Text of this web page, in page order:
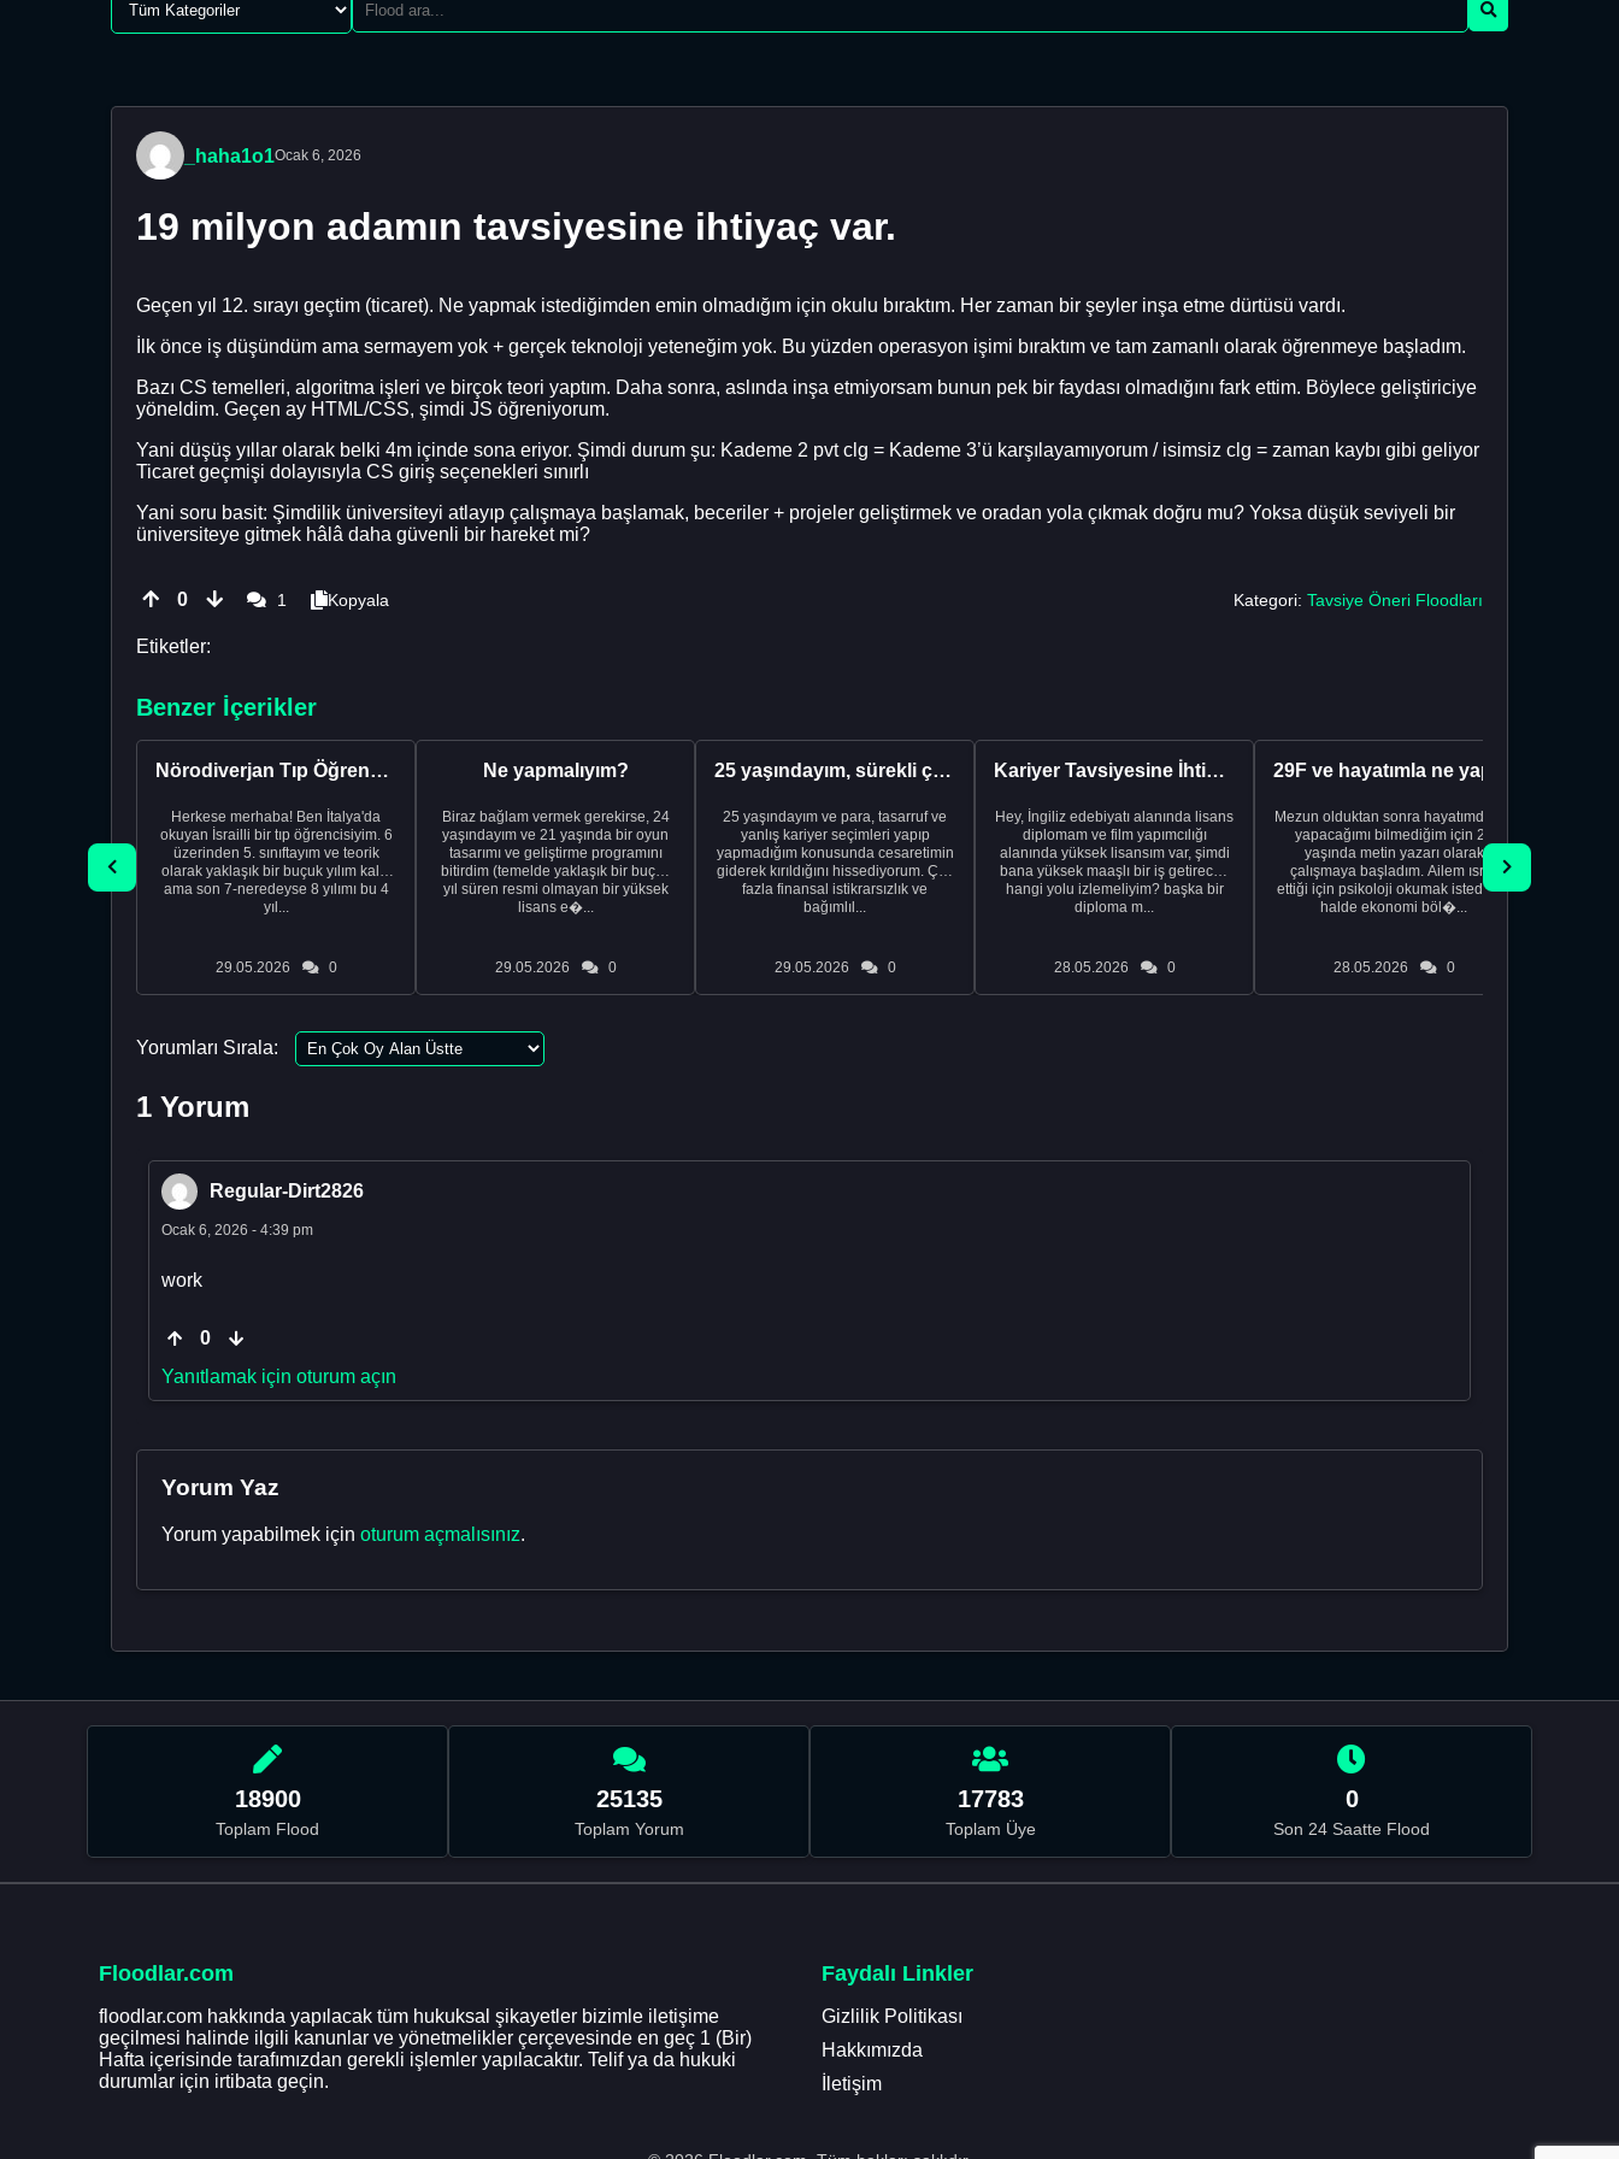
_haha1o1Ocak 6, 2026
19 milyon adamın tavsiyesine ihtiyaç var.
Geçen yıl 12. sırayı geçtim (ticaret). Ne yapmak istediğimden emin olmadığım için okulu bıraktım. Her zaman bir şeyler inşa etme dürtüsü vardı.
İlk önce iş düşündüm ama sermayem yok + gerçek teknoloji yeteneğim yok. Bu yüzden operasyon işimi bıraktım ve tam zamanlı olarak öğrenmeye başladım.
Bazı CS temelleri, algoritma işleri ve birçok teori yaptım. Daha sonra, aslında inşa etmiyorsam bunun pek bir faydası olmadığını fark ettim. Böylece geliştiriciye
yöneldim. Geçen ay HTML/CSS, şimdi JS öğreniyorum.
Yani düşüş yıllar olarak belki 4m içinde sona eriyor. Şimdi durum şu: Kademe 2 pvt clg = Kademe 3’ü karşılayamıyorum / isimsiz clg = zaman kaybı gibi geliyor
Ticaret geçmişi dolayısıyla CS giriş seçenekleri sınırlı
Yani soru basit: Şimdilik üniversiteyi atlayıp çalışmaya başlamak, beceriler + projeler geliştirmek ve oradan yola çıkmak doğru mu? Yoksa düşük seviyeli bir
üniversiteye gitmek hâlâ daha güvenli bir hareket mi?
0 1 Kopyala Kategori: Tavsiye Öneri Floodları
Etiketler:
Benzer İçerikler
Nörodiverjan Tıp Öğrencisi Yeni Bir Yol Arıyor
Herkese merhaba! Ben İtalya'da
okuyan İsrailli bir tıp öğrencisiyim. 6
üzerinden 5. sınıftayım ve teorik
olarak yaklaşık bir buçuk yılım kaldı
ama son 7-neredeyse 8 yılımı bu 4
yıl...
29.05.2026 0
Ne yapmalıyım?
Biraz bağlam vermek gerekirse, 24
yaşındayım ve 21 yaşında bir oyun
tasarımı ve geliştirme programını
bitirdim (temelde yaklaşık bir buçuk
yıl süren resmi olmayan bir yüksek
lisans e�...
29.05.2026 0
25 yaşındayım, sürekli çalışıyorum ve hâlâ maddi a...
25 yaşındayım ve para, tasarruf ve
yanlış kariyer seçimleri yapıp
yapmadığım konusunda cesaretimin
giderek kırıldığını hissediyorum. Çok
fazla finansal istikrarsızlık ve
bağımlıl...
29.05.2026 0
Kariyer Tavsiyesine İhtiyacınız Var
Hey, İngiliz edebiyatı alanında lisans
diplomam ve film yapımcılığı
alanında yüksek lisansım var, şimdi
bana yüksek maaşlı bir iş getirecek
hangi yolu izlemeliyim? başka bir
diploma m...
28.05.2026 0
Mezun olduktan sonra hayatımda ne
yapacağımı bilmediğim için 20
yaşında metin yazarı olarak
çalışmaya başladım. Ailem ısrar
ettiği için psikoloji okumak istediğim
halde ekonomi böl�...
28.05.2026 0
Yorumları Sırala:
1 Yorum
Regular-Dirt2826
Ocak 6, 2026 - 4:39 pm
work
0
Yanıtlamak için oturum açın
Yorum Yaz
Yorum yapabilmek için oturum açmalısınız.
18900
Toplam Flood
25135
Toplam Yorum
17783
Toplam Üye
0
Son 24 Saatte Flood
Floodlar.com
floodlar.com hakkında yapılacak tüm hukuksal şikayetler bizimle iletişime
geçilmesi halinde ilgili kanunlar ve yönetmelikler çerçevesinde en geç 1 (Bir)
Hafta içerisinde tarafımızdan gerekli işlemler yapılacaktır. Telif ya da hukuki
durumlar için irtibata geçin.
Faydalı Linkler
Gizlilik Politikası
Hakkımızda
İletişim